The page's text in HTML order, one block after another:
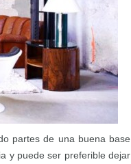
partes de una buena base
y puede ser preferible dejar